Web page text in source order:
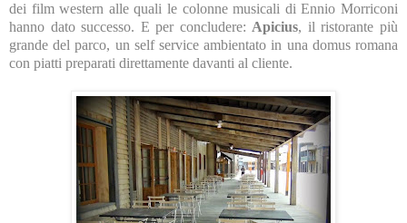
dei film western alle quali le colonne musicali di Ennio Morriconi
hanno dato successo. E per concludere:Apicius, il ristorante più
grande del parco, un self service ambientato in una domus romana
con piatti preparati direttamente davanti al cliente.